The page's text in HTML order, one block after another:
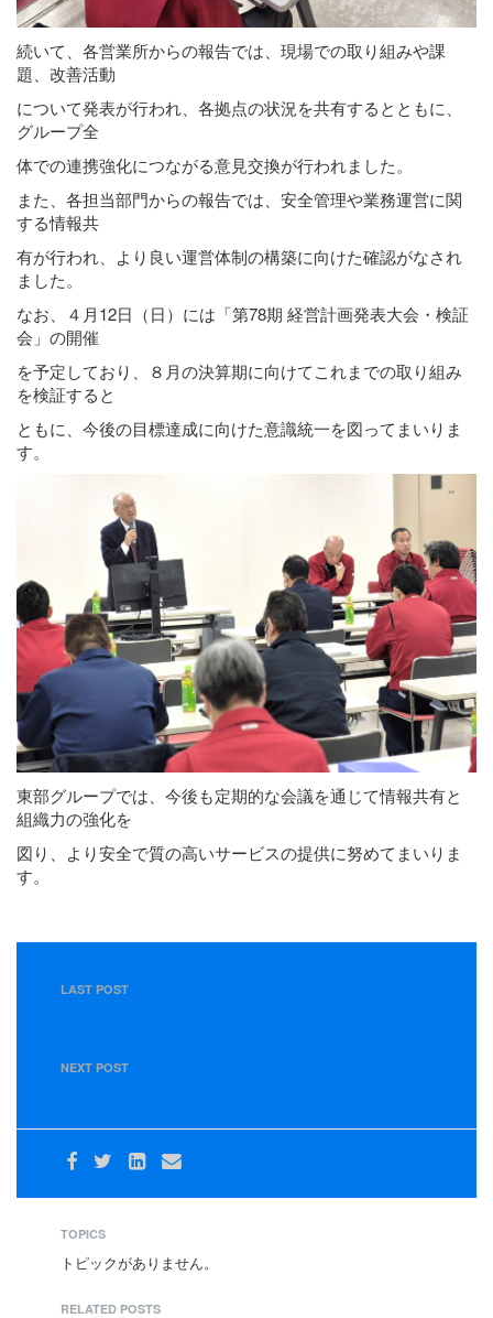
続いて、各営業所からの報告では、現場での取り組みや課
題、改善活動
について発表が行われ、各拠点の状況を共有するとともに、
グループ全
体での連携強化につながる意見交換が行われました。
また、各担当部門からの報告では、安全管理や業務運営に関
する情報共
有が行われ、より良い運営体制の構築に向けた確認がなされ
ました。
なお、４月12日（日）には「第78期 経営計画発表大会・検証
会」の開催
を予定しており、８月の決算期に向けてこれまでの取り組み
を検証すると
ともに、今後の目標達成に向けた意識統一を図ってまいりま
す。
東部グループでは、今後も定期的な会議を通じて情報共有と
組織力の強化を
図り、より安全で質の高いサービスの提供に努めてまいりま
す。
LAST POST
NEXT POST
TOPICS
トピックがありません。
RELATED POSTS